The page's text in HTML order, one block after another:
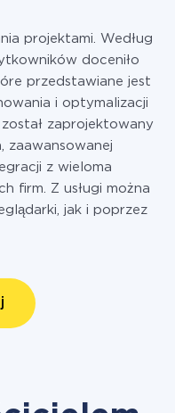
projektami. Według
doceniło
przedstawiane jest
i optymalizacji
zaprojektowany
zaawansowanej
z wieloma
firm. Z usługi można
jak i poprzez